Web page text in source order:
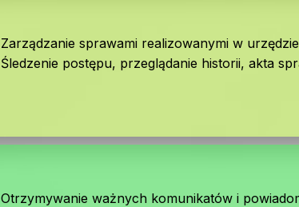
Zarządzanie sprawami realizowanymi w
Śledzenie postępu, przeglądanie historii, akta
Otrzymywanie ważnych komunikatów i